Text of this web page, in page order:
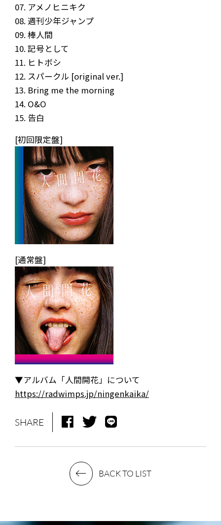
NEWS
MEDIA
LIVE
BIO
MUSIC
VIDEO
ARCHIVES
WIMP'S REPO
STAFF DIARY
CONTACT
07. アメノヒニキク
08. 週刊少年ジャンプ
09. 棒人間
10. 記号として
11. ヒトボシ
12. スパークル [original ver.]
13. Bring me the morning
14. O&O
15. 告白
[初回限定盤]
[通常盤]
▼アルバム「人間開花」について
https://radwimps.jp/ningenkaika/
SHARE
BACK TO LIST